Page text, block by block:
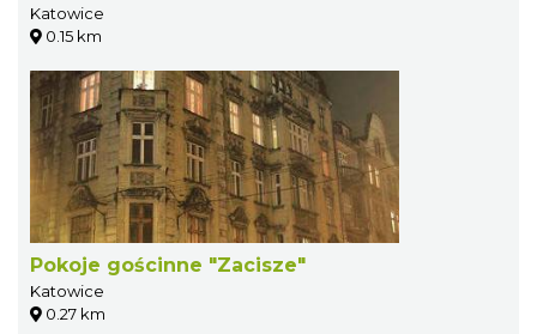
Katowice
0.15 km
Pokoje gościnne "Zacisze"
Katowice
0.27 km